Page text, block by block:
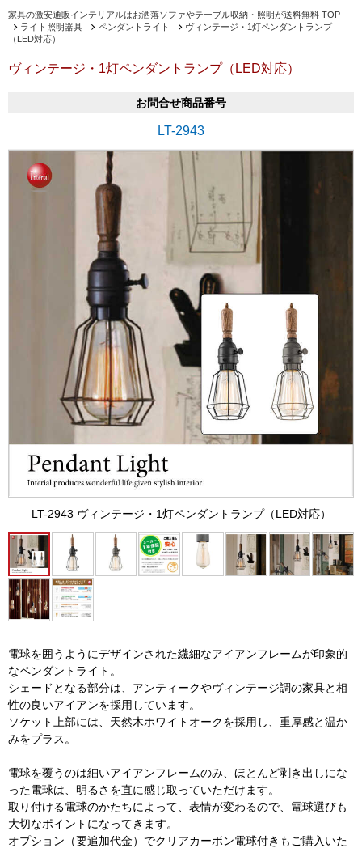
家具の激安通販インテリアルはお洒落ソファやテーブル収納・照明が送料無料 TOP
ライト照明器具
ペンダントライト
ヴィンテージ・1灯ペンダントランプ
（LED対応）
ヴィンテージ・1灯ペンダントランプ（LED対応）
お問合せ商品番号
LT-2943
LT-2943 ヴィンテージ・1灯ペンダントランプ（LED対応）
電球を囲うようにデザインされた繊細なアイアンフレームが印象的
なペンダントライト。
シェードとなる部分は、アンティークやヴィンテージ調の家具と相
性の良いアイアンを採用しています。
ソケット上部には、天然木ホワイトオークを採用し、重厚感と温か
みをプラス。
電球を覆うのは細いアイアンフレームのみ、ほとんど剥き出しにな
った電球は、明るさを直に感じ取っていただけます。
取り付ける電球のかたちによって、表情が変わるので、電球選びも
大切なポイントになってきます。
オプション（要追加代金）でクリアカーボン電球付きもご購入いた